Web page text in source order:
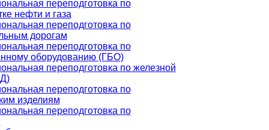
переподготовка по
нефти и газа
переподготовка по
дорогам
переподготовка по
оборудованию (ГБО)
переподготовка по железной
переподготовка по
изделиям
переподготовка по